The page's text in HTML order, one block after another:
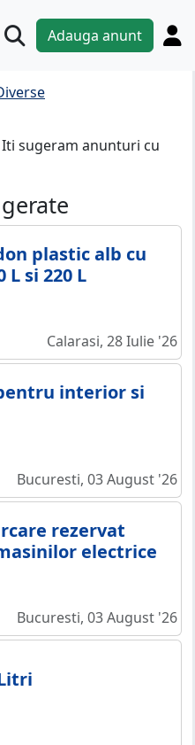
Adauga anunt
sugeram anunturi cu
plastic alb cu
L si 220 L
Calarasi, 28 Iulie '26
interior si
Bucuresti, 03 August '26
rezervat
electrice
Bucuresti, 03 August '26